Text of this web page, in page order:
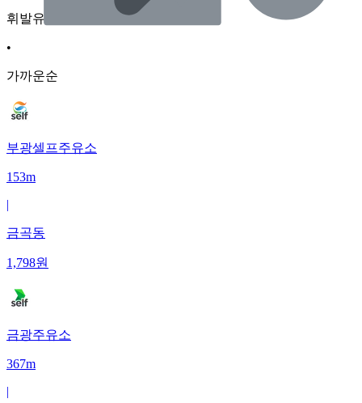
휘발유
•
가까운순
부광셀프주유소
153m
|
금곡동
1,798원
금광주유소
367m
|